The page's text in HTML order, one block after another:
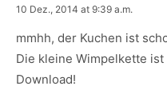
says:
10 Dez., 2014 at 9:39 a.m.
mmhh, der Kuchen ist
Die kleine Wimpelkette
Download!